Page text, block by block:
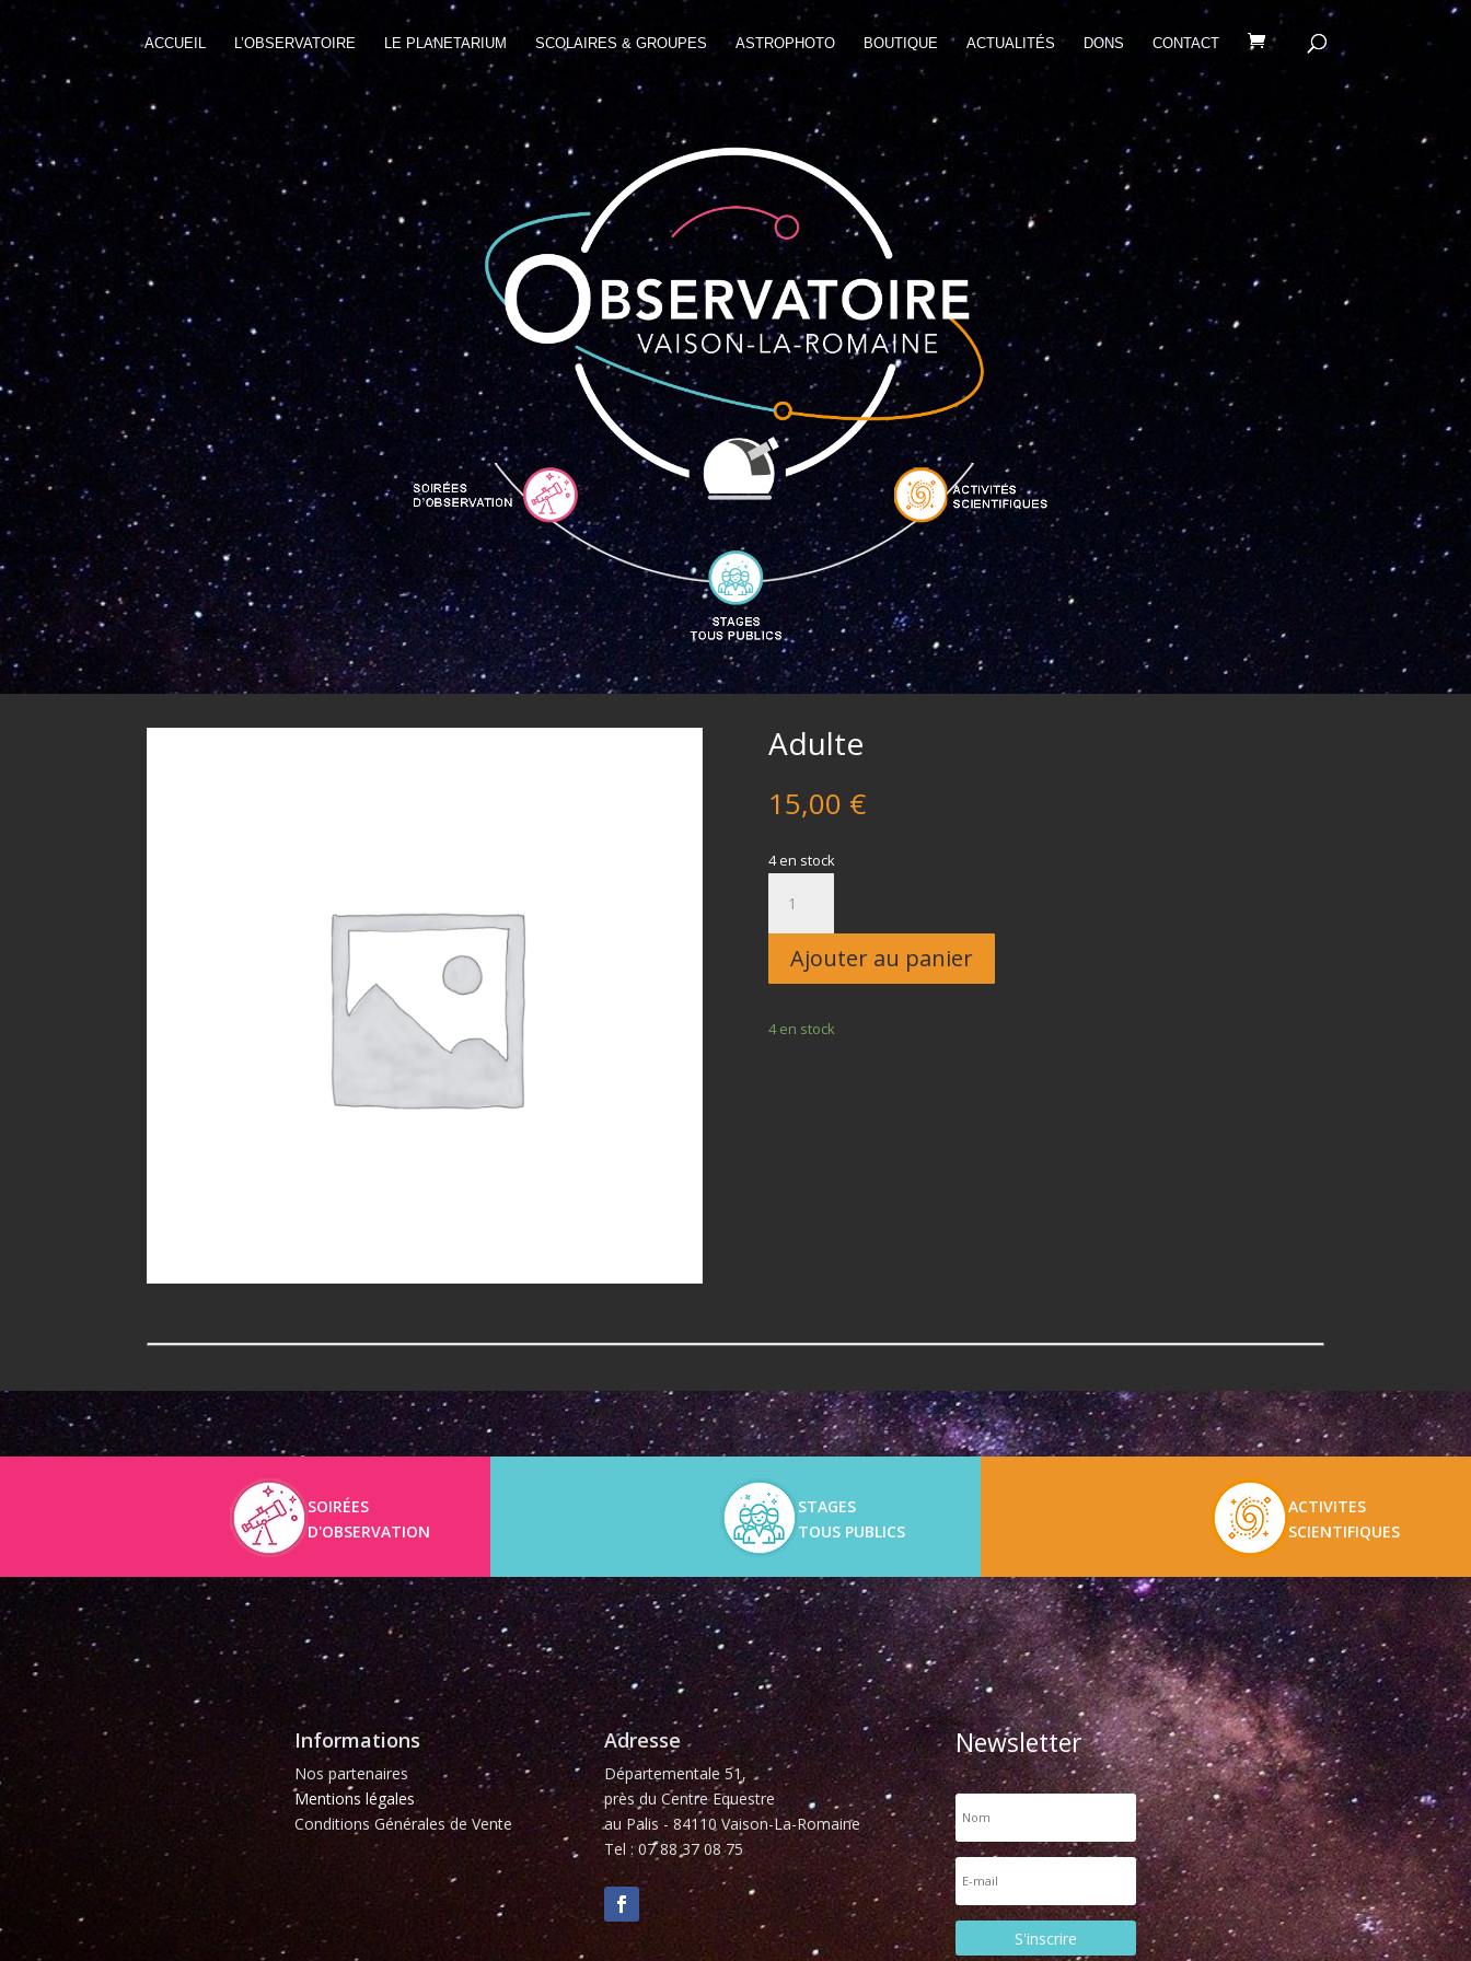
ACCUEIL L’OBSERVATOIRE LE PLANETARIUM SCOLAIRES & GROUPES ASTROPHOTO BOUTIQUE ACTUALITÉS DONS CONTACT
Adulte
15,00 €
4 en stock
Adulte
Ajouter au panier
4 en stock
SOIRÉES
D'OBSERVATION
STAGES
TOUS PUBLICS
ACTIVITES
SCIENTIFIQUES
Informations
Nos partenaires
Mentions légales
Conditions Générales de Vente
Adresse
Départementale 51,
près du Centre Equestre
au Palis - 84110 Vaison-La-Romaine
Tel : 07 88 37 08 75
Newsletter
S'inscrire